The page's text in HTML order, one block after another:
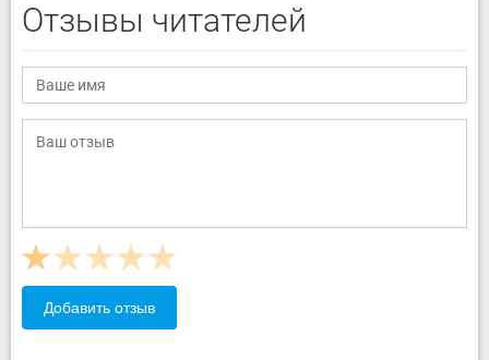
Отзывы читателей
Добавить отзыв